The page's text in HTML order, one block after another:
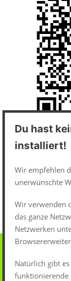
Impressum
Impressum
Du hast
installiert!
Wir empfehlen
unerwünschte
Wir verwenden
das ganze
Netzwerken
Natürlich gibt
funktionierende